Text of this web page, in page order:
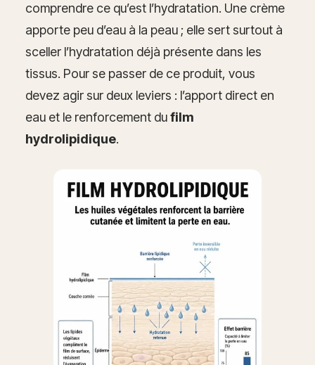
comprendre ce qu’est l’hydratation. Une crème
apporte peu d’eau à la peau ; elle sert surtout à
sceller l’hydratation déjà présente dans les
tissus. Pour se passer de ce produit, vous
devez agir sur deux leviers : l’apport direct en
eau et le renforcement dufilm
hydrolipidique.